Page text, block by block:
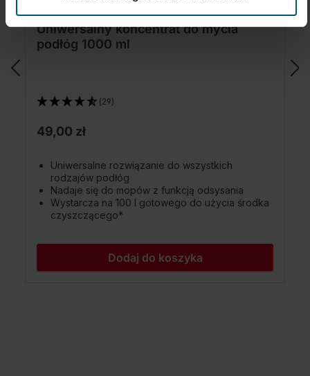
Uniwersalny koncentrat do mycia
podłóg 1000 ml
(29)
49,00 zł
Uniwersalne rozwiązanie do wszystkich
rodzajów podłóg
Nadaje się do mopów z funkcją odsysania
Wystarcza na 100 l gotowego do użycia środka
czyszczącego*
Dodaj do koszyka